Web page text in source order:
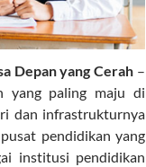
Depan yang Cerah –
yang paling maju di
dan infrastrukturnya
pendidikan yang
institusi pendidikan